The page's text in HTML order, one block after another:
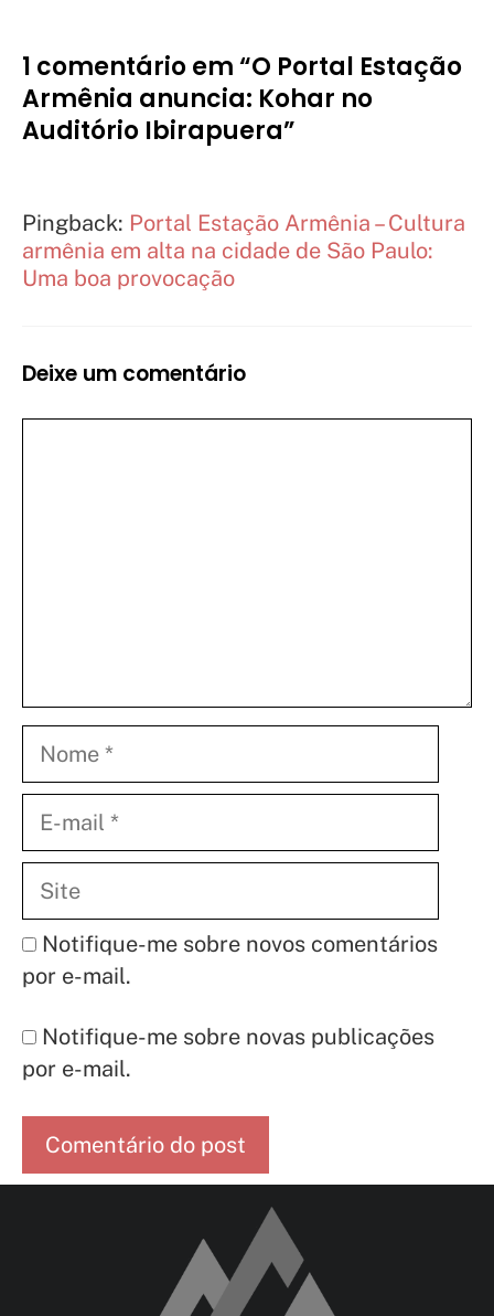
1 comentário em “O Portal Estação
Armênia anuncia: Kohar no
Auditório Ibirapuera”
Pingback: Portal Estação Armênia – Cultura
armênia em alta na cidade de São Paulo:
Uma boa provocação
Deixe um comentário
mail
Notifique-me sobre novos comentários
por e-mail.
Notifique-me sobre novas publicações
por e-mail.